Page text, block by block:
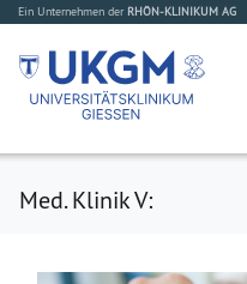
Ein Unternehmen der RHÖN-KLINIKUM AG
Med. Klinik V: